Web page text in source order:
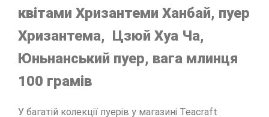
квітами Хризантеми Ханбай, пуер
Хризантема, Цзюй Хуа Ча,
Юньнанський пуер, вага млинця
100 грамів
У багатій колекції пуерів у магазині Teacraft